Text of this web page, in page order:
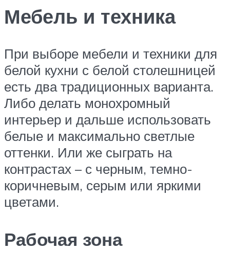
Мебель и техника
При выборе мебели и техники для
белой кухни с белой столешницей
есть два традиционных варианта.
Либо делать монохромный
интерьер и дальше использовать
белые и максимально светлые
оттенки. Или же сыграть на
контрастах – с черным, темно-
коричневым, серым или яркими
цветами.
Рабочая зона